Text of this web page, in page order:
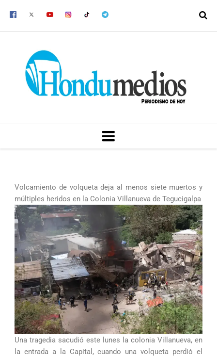
MENU
Volcamiento de volqueta deja al menos siete muertos y
múltiples heridos en la Colonia Villanueva de Tegucigalpa
Una tragedia sacudió este lunes la colonia Villanueva, en
la entrada a la Capital, cuando una volqueta perdió el